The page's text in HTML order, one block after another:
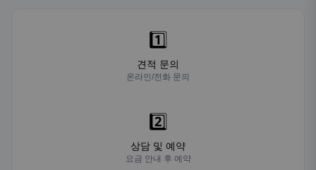
1️⃣
견적 문의
온라인/전화 문의
2️⃣
상담 및 예약
요금 안내 후 예약